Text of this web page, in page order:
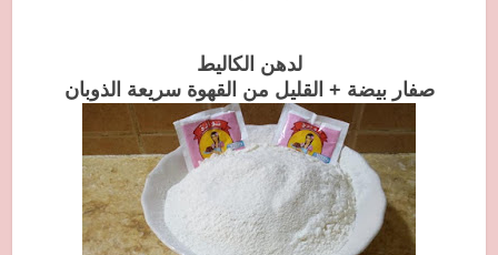
لدهن الكاليط
صفار بيضة + القليل من القهوة سريعة الذوبان